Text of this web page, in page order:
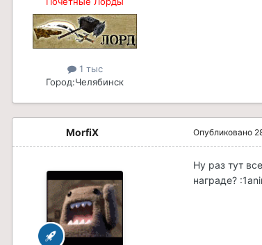
1 тыс
Город:Челябинск
MorfiX Опубликовано
Ну раз тут
награде?